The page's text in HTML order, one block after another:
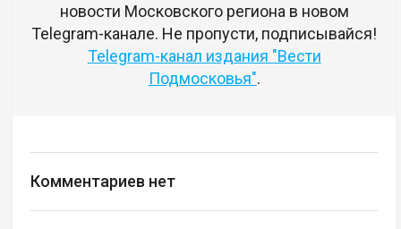
новости Московского региона в новом
Telegram-канале. Не пропусти, подписывайся!
Telegram-канал издания "Вести
Подмосковья".
Комментариев нет